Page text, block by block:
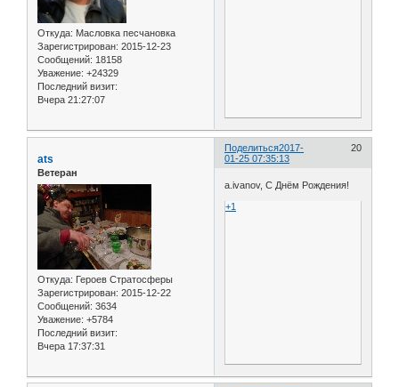
Откуда: Масловка песчановка
Зарегистрирован: 2015-12-23
Сообщений: 18158
Уважение: +24329
Последний визит:
Вчера 21:27:07
Поделиться 20
2017-
01-25 07:35:13
ats
Ветеран
Откуда: Героев Стратосферы
Зарегистрирован: 2015-12-22
Сообщений: 3634
Уважение: +5784
Последний визит:
Вчера 17:37:31
а.ivanov, С Днём Рождения!
+1